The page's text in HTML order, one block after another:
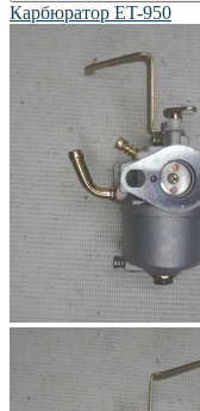
Карбюратор ET-950